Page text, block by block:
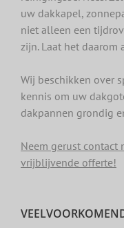
uw dakkapel,
niet alleen een
zijn. Laat het daarom
Wij beschikken over
kennis om uw
dakpannen grondig
Neem gerust contact
vrijblijvende offerte!